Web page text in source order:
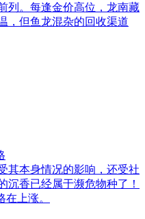
列。每逢金价高位，龙南藏
，但鱼龙混杂的回收渠道
其本身情况的影响，还受社
沉香已经属于濒危物种了！
上涨。